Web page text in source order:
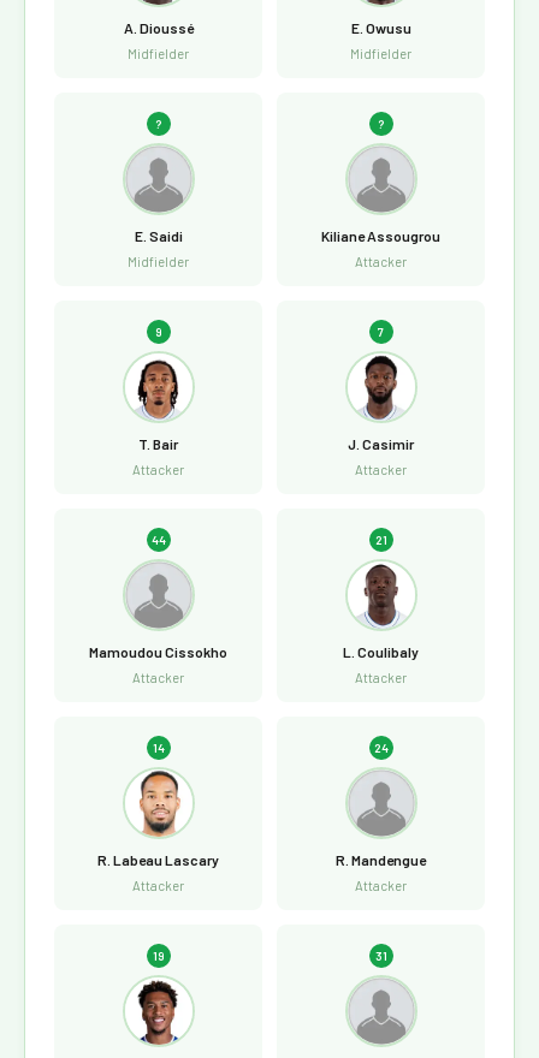
A. Dioussé
Midfielder
E. Owusu
Midfielder
?
E. Saidi
Midfielder
?
Kiliane Assougrou
Attacker
9
T. Bair
Attacker
7
J. Casimir
Attacker
44
Mamoudou Cissokho
Attacker
21
L. Coulibaly
Attacker
14
R. Labeau Lascary
Attacker
24
R. Mandengue
Attacker
19 31